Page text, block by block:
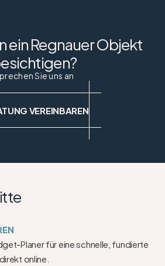
ein Regnauer Objekt
Sie uns an
VEREINBAREN
Planer für eine schnelle, fundierte
online.